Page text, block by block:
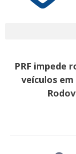
PRF impede
veículos